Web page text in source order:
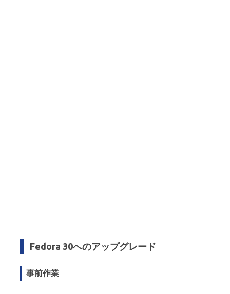
Fedora 30へのアップグレード
事前作業